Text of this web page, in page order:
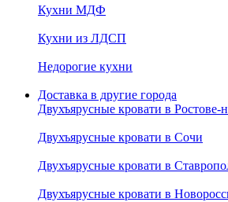
Кухни МДФ
Кухни из ЛДСП
Недорогие кухни
Доставка в другие города
Двухъярусные кровати в Ростове-
Двухъярусные кровати в Сочи
Двухъярусные кровати в
Двухъярусные кровати в